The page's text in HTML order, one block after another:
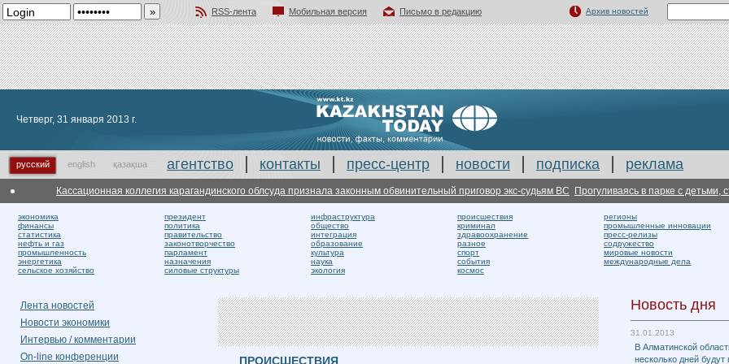
RSS-лента Мобильная версия
Письмо в редакцию
Архив новостей
Четверг, 31 января 2013 г.
русский english қазақша агентство контакты пресс-центр новости подписка реклама
Кассационная коллегия карагандинского облсуда признала законным обвинительный приговор экс-судьям ВС Прогуливаясь в парке с детьми, стало
экономика
финансы
статистика
нефть и газ
промышленность
энергетика
сельское хозяйство
президент
политика
правительство
законотворчество
парламент
назначения
силовые структуры
инфраструктура
общество
интеграция
образование
культура
наука
экология
происшествия
криминал
здравоохранение
разное
спорт
события
космос
регионы
промышленные инновации
пресс-релизы
содружество
мировые новости
международные дела
Лента новостей
Новости экономики
Интервью / комментарии
On-line конференции
ПРОИСШЕСТВИЯ
Новость дня
31.01.2013
В Алматинской
несколько дней будут